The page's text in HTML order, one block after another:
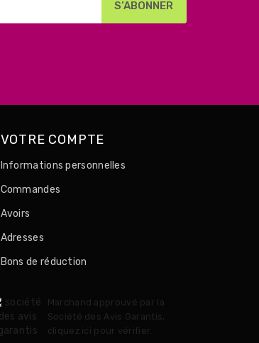
VOTRE COMPTE
Informations personnelles
Commandes
Avoirs
Adresses
Bons de réduction
Marchand approuvé par la
Société des Avis Garantis,
cliquez ici pour vérifier